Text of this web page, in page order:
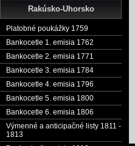
Rakúsko-Uhorsko
Platobné poukážky 1759
Bankocetle 1. emisia 1762
Bankocetle 2. emisia 1771
Bankocetle 3. emisia 1784
Bankocetle 4. emisia 1796
Bankocetle 5. emisia 1800
Bankocetle 6. emisia 1806
Výmenné a anticipačné listy 1811 -
1813